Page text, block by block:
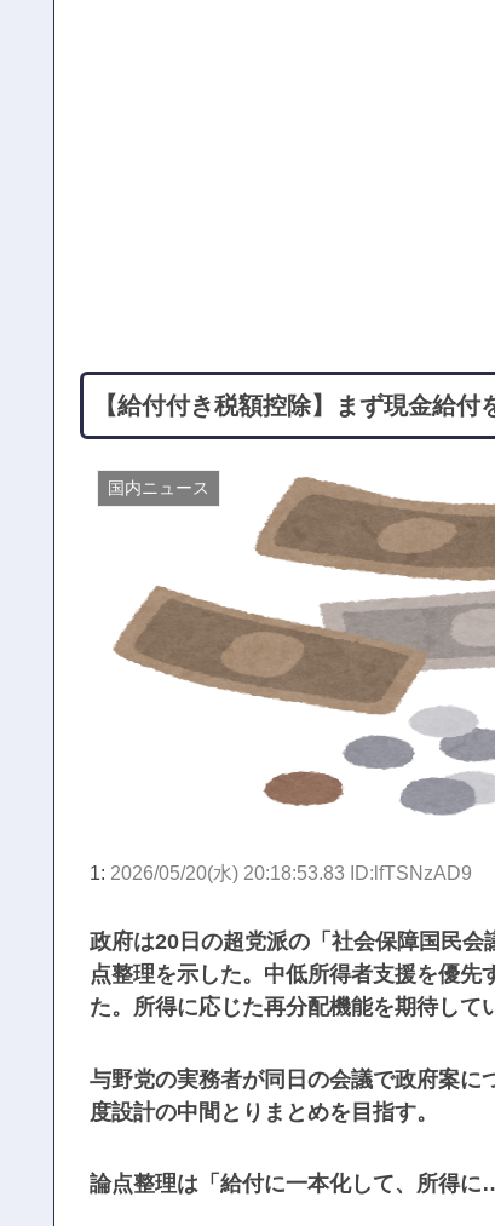
【給付付き税額控除】まず現金給
国内ニュース
1: 2026/05/20(水) 20:18:53.83 ID:lfTSNzAD9
政府は20日の超党派の「社会保障国民
点整理を示した。中低所得者支援を優
た。所得に応じた再分配機能を期待して
与野党の実務者が同日の会議で政府案に
度設計の中間とりまとめを目指す。
論点整理は「給付に一本化して、所得に